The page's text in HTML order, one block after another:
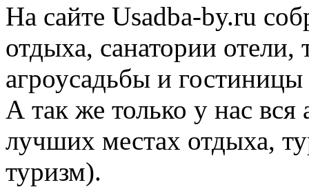
На сайте Usadba-by.ru
отдыха, санатории
агроусадьбы и
А так же только у нас
лучших местах отдыха,
туризм).